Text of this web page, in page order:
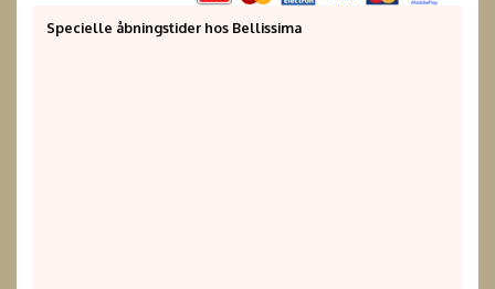
Specielle åbningstider hos Bellissima